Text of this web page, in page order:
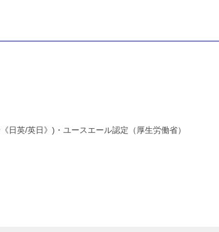
日英/英日》)・ユースエール認定（厚生労働省）